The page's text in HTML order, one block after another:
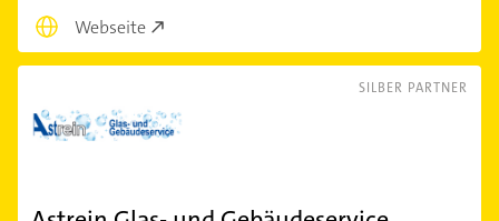
Webseite
SILBER PARTNER